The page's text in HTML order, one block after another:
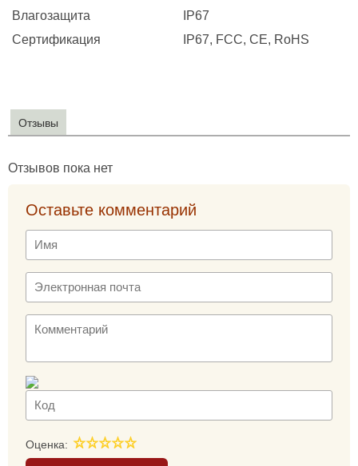
Влагозащита
IP67
Сертификация
IP67, FCC, CE, RoHS
Отзывы
Отзывов пока нет
Оставьте комментарий
Оценка: